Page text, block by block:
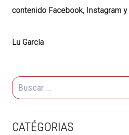
contenido Facebook, Instagram y
Lu García
CATÉGORIAS